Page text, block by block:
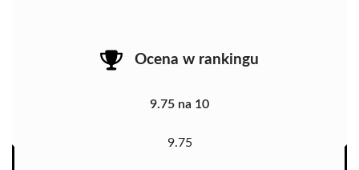
Ocena w rankingu
9.75 na 10
9.75